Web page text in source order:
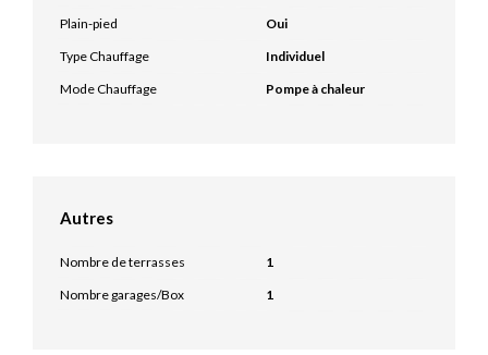
Plain-pied
Oui
Type Chauffage
Individuel
Mode Chauffage
Pompe à chaleur
Autres
Nombre de terrasses
1
Nombre garages/Box
1